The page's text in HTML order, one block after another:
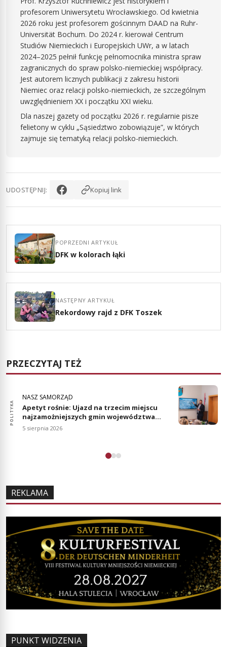
profesorem Uniwersytetu Wrocławskiego. Od kwietnia
2026 roku jest profesorem gościnnym DAAD na Ruhr-
Universität Bochum. Do 2024 r. kierował Centrum
Studiów Niemieckich i Europejskich UWr, a w latach
2024–2025 pełnił funkcję pełnomocnika ministra spraw
zagranicznych do spraw polsko-niemieckiej współpracy.
Jest autorem licznych publikacji z zakresu historii
Niemiec oraz relacji polsko-niemieckich, ze szczególnym
uwzględnieniem XX i początku XXI wieku.
Dla naszej gazety od początku 2026 r. regularnie pisze
felietony w cyklu „Sąsiedztwo zobowiązuje”, w których
zajmuje się tematyką relacji polsko-niemieckich.
UDOSTĘPNIJ: Kopiuj link
POPRZEDNI ARTYKUŁ
DFK w kolorach łąki
NASTĘPNY ARTYKUŁ
Rekordowy rajd z DFK Toszek
PRZECZYTAJ TEŻ
POLITYKA
NASZ SAMORZĄD
Apetyt rośnie: Ujazd na trzecim miejscu
najzamożniejszych gmin województwa
opolskiego
5 sierpnia 2026
REKLAMA
PUNKT WIDZENIA